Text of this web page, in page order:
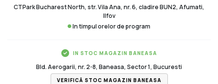
CTPark Bucharest North, str. Vila Ana, nr. 6, cladire BUN2, Afumati,
Ilfov
In timpul orelor de program
IN STOC MAGAZIN BANEASA
Bld. Aerogarii, nr. 2-8, Baneasa, Sector 1, Bucuresti
VERIFICĂ STOC MAGAZIN BANEASA